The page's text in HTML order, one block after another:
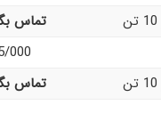
تماس
000
تماس